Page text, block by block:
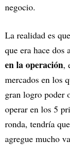
negocio.
La realidad es que
que era hace dos
en la operación,
mercados en los
gran logro poder
operar en los 5
ronda, tendría
agregue mucho